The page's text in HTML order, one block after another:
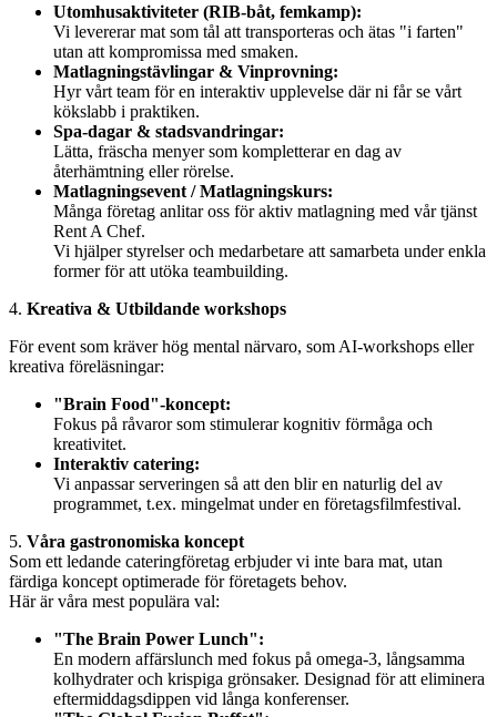
Utomhusaktiviteter (RIB-båt, femkamp):
Vi levererar mat som tål att transporteras och ätas "i farten"
utan att kompromissa med smaken.
Matlagningstävlingar & Vinprovning:
Hyr vårt team för en interaktiv upplevelse där ni får se vårt
kökslabb i praktiken.
Spa-dagar & stadsvandringar:
Lätta, fräscha menyer som kompletterar en dag av
återhämtning eller rörelse.
Matlagningsevent / Matlagningskurs:
Många företag anlitar oss för aktiv matlagning med vår tjänst
Rent A Chef.
Vi hjälper styrelser och medarbetare att samarbeta under enkla
former för att utöka teambuilding.
4. Kreativa & Utbildande workshops
För event som kräver hög mental närvaro, som AI-workshops eller
kreativa föreläsningar:
"Brain Food"-koncept:
Fokus på råvaror som stimulerar kognitiv förmåga och
kreativitet.
Interaktiv catering:
Vi anpassar serveringen så att den blir en naturlig del av
programmet, t.ex. mingelmat under en företagsfilmfestival.
5. Våra gastronomiska koncept
Som ett ledande cateringföretag erbjuder vi inte bara mat, utan
färdiga koncept optimerade för företagets behov.
Här är våra mest populära val:
"The Brain Power Lunch":
En modern affärslunch med fokus på omega-3, långsamma
kolhydrater och krispiga grönsaker. Designad för att eliminera
eftermiddagsdippen vid långa konferenser.